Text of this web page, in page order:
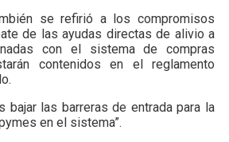
se refirió a los compromisos
de las ayudas directas de alivio a
con el sistema de compras
contenidos en el reglamento
bajar las barreras de entrada para la
en el sistema”.